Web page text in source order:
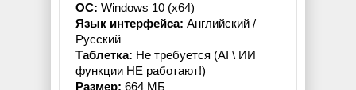
ОС: Windows 10 (x64)
Язык интерфейса: Английский /
Русский
Таблетка: Не требуется (AI \ ИИ
функции НЕ работают!)
Размер: 664 МБ